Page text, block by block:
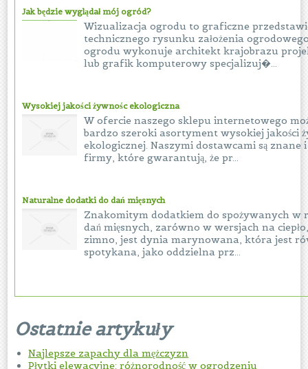
Jak będzie wyglądał mój ogród?
Wizualizacja ogrodu to graficzne
technicznego rysunku założenia
ogrodu wykonuje architekt krajobrazu
lub grafik komputerowy specjalizuj�...
Wysokiej jakości żywnośc ekologiczna
W ofercie naszego sklepu internetowego
bardzo szeroki asortyment wysokiej jakości
ekologicznej. Naszymi dostawcami są znane
firmy, które gwarantują, że pr...
Naturalne dodatki do dań mięsnych
Znakomitym dodatkiem do spożywanych w
dań mięsnych, zarówno w wersjach na
zimno, jest dynia marynowana, która jest
spotykana, jako oddzielna prz...
Ostatnie artykuły
Najlepsze zapachy dla mężczyzn
Płytki elewacyjne: różnorodność w ogrodzeniu